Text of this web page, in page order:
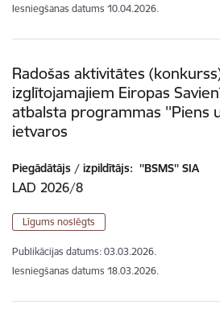
Iesniegšanas datums 10.04.2026.
Radošas aktivitātes
izglītojamajiem Eiropas
atbalsta programmas ''Piens
ietvaros
Piegādātājs / izpildītājs: ''BSMS'' SIA
LAD 2026/8
Līgums noslēgts
Publikācijas datums: 03.03.2026.
Iesniegšanas datums 18.03.2026.